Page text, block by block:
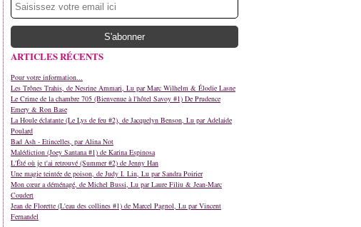
ARTICLES RÉCENTS
Pour votre information...
Les Trônes Trahis, de Nesrine Ammari, Lu par Marc Wilhelm & Élodie Lasne
Le Crime de la chambre 705 (Bienvenue à l'hôtel Savoy #1) De Prudence
Emery & Ron Base
La Houle éclatante (Le Lys de feu #2), de Jacquelyn Benson, Lu par Adelaide
Poulard
Bad Ash - Etincelles, par Alina Not
Malédiction (Joey Santana #1) de Karina Espinosa
L'Été où je t'ai retrouvé (Summer #2) de Jenny Han
Une magie teintée de poison, de Judy I. Lin, Lu par Sandra Poirier
Mon cœur a déménagé, de Michel Bussi, Lu par Laure Filiu & Jean-Marc
Coudert
Jean de Florette (L'eau des collines #1) de Marcel Pagnol, Lu par Vincent
Fernandel